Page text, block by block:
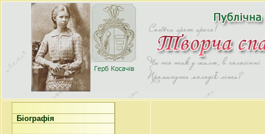
Біографія